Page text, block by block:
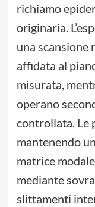
richiamo
originaria.
una scansione
affidata al
misurata,
operano
controllata. Le
mantenendo
matrice
mediante
slittamenti